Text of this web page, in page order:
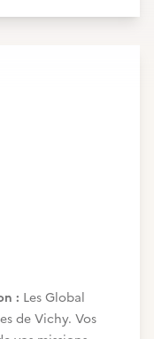
: Les Global
de Vichy. Vos